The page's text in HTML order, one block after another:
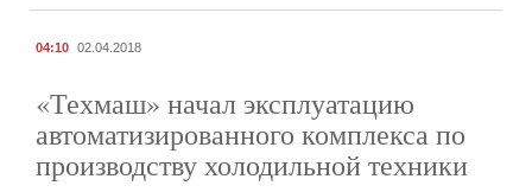
04:10 02.04.2018
«Техмаш» начал эксплуатацию
автоматизированного комплекса по
производству холодильной техники